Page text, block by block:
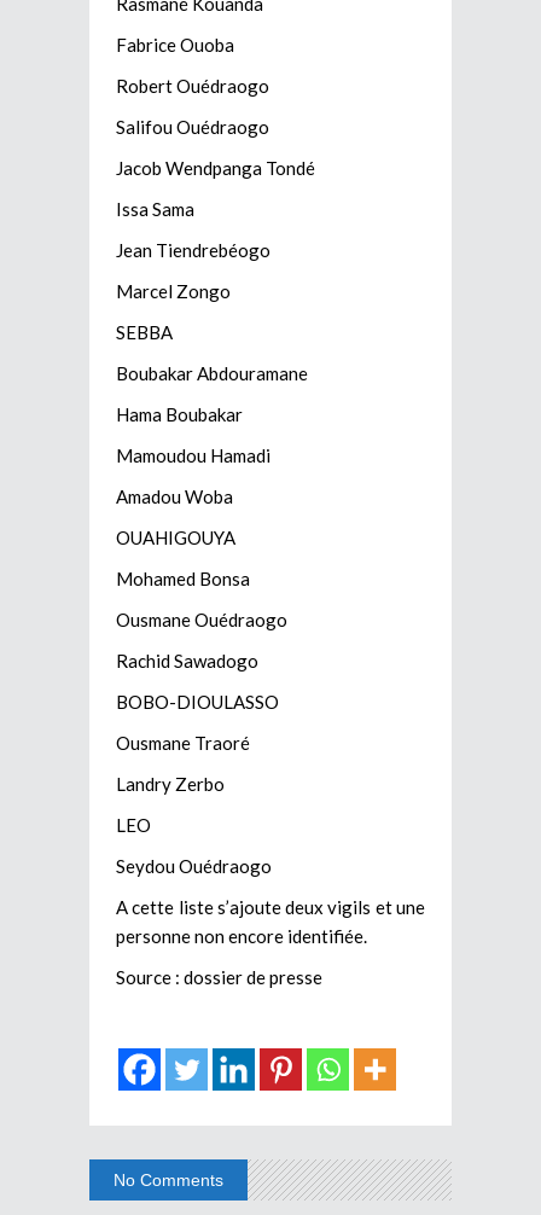
Fabrice Ouoba
Robert Ouédraogo
Salifou Ouédraogo
Jacob Wendpanga Tondé
Issa Sama
Jean Tiendrebéogo
Marcel Zongo
SEBBA
Boubakar Abdouramane
Hama Boubakar
Mamoudou Hamadi
Amadou Woba
OUAHIGOUYA
Mohamed Bonsa
Ousmane Ouédraogo
Rachid Sawadogo
BOBO-DIOULASSO
Ousmane Traoré
Landry Zerbo
LEO
Seydou Ouédraogo
A cette liste s’ajoute deux vigils et une
personne non encore identifiée.
Source : dossier de presse
No Comments